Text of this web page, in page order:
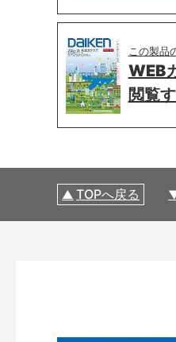
この製品
WEB
閲覧
TOPへ戻る